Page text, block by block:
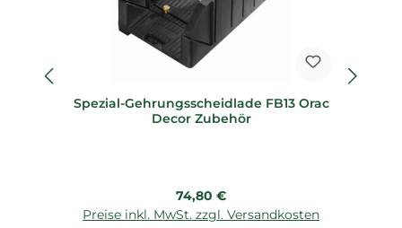
Spezial-Gehrungsscheidlade FB13 Orac
Decor Zubehör
Regulärer Preis:
74,80 €
Preise inkl. MwSt. zzgl. Versandkosten